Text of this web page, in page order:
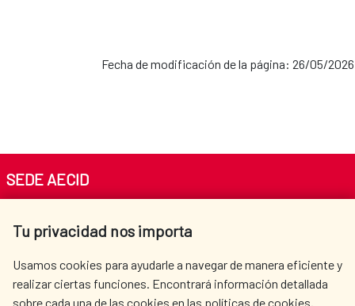
Fecha de modificación de la página: 26/05/2026
Tu privacidad nos importa
Usamos cookies para ayudarle a navegar de manera eficiente y
realizar ciertas funciones. Encontrará información detallada
sobre cada una de las cookies en las políticas de cookies.
SEDE AECID
Tel. +34 900 20 30 54​​​​​​​